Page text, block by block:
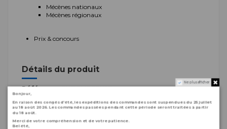
Mécènes nationaux
Mécènes régionaux
Prix & concours
Détails du produit
Référence GUIDEMECENAT
Ne plus afficher
Bonjour,
En raison des congés d’été, les expéditions des commandes sont suspendues du 25 juillet
au 18 août 2026. Les commandes passées pendant cette période seront traitées à partir
du 18 août.
Merci de votre compréhension et de votre patience.
Bel été,